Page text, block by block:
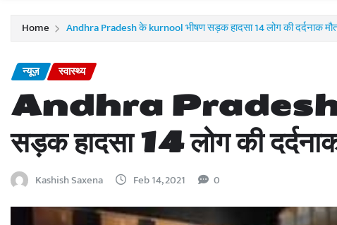
Home Andhra Pradesh के kurnool भीषण सड़क हादसा 14 लोग की दर्दनाक
न्यूज़ स्वास्थ्य
Andhra Pradesh
सड़क हादसा 14 लोग की
Kashish Saxena Feb 14, 2021 0